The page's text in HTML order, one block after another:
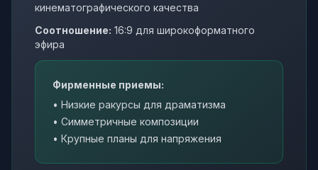
кинематографического качества
Соотношение: 16:9 для широкоформатного
эфира
Фирменные приемы:
• Низкие ракурсы для драматизма
• Симметричные композиции
• Крупные планы для напряжения